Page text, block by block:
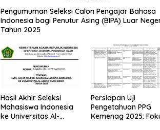
Pengumuman Seleksi Calon Pengajar Bahasa
Indonesia bagi Penutur Asing (BIPA) Luar
Tahun 2025
Hasil Akhir Seleksi
Mahasiswa Indonesia
ke Universitas Al-
Persiapan Uji
Pengetahuan PPG
Kemenag 2025: